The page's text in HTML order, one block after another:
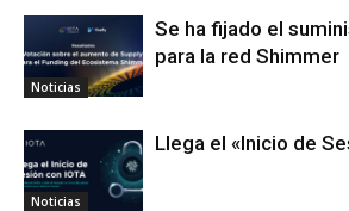
Noticias
Se ha fijado el
para la red Shimmer
Noticias
Llega el «Inicio de